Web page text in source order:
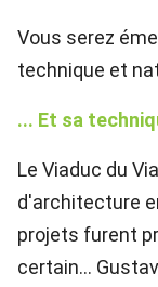
Vous serez
technique et
... Et sa
Le Viaduc du
d'architecture
projets furent
certain...